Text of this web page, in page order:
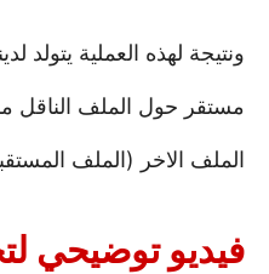
ونتيجة لهذه العملية يتولد
مستقر حول الملف الناقل مما
الملف الاخر (الملف
فيديو توضيحي